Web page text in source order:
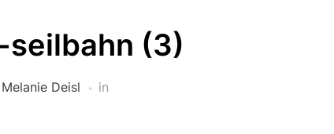
(3)
Melanie Deisl in